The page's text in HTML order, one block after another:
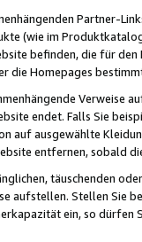
Partner-
(wie im
befinden, die für
die Homepages
endet. Falls Sie
auf ausgewählte
entfernen, sobald
täuschenden
aufstellen. Stellen Sie
ein, so dürfen